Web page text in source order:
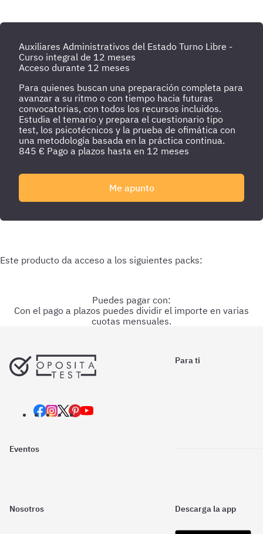
Auxiliares Administrativos del Estado Turno Libre -
Curso integral de 12 meses
Acceso durante 12 meses
Para quienes buscan una preparación completa para
avanzar a su ritmo o con tiempo hacia futuras
convocatorias, con todos los recursos incluidos.
Estudia el temario y prepara el cuestionario tipo
test, los psicotécnicos y la prueba de ofimática con
una metodología basada en la práctica continua.
845 € Pago a plazos hasta en 12 meses
Me apunto
Este producto da acceso a los siguientes packs:
Puedes pagar con:
Pago con Aplazame
Pago con PayPal
Pago con Visa
Pago con Mastercard
Pago con CaixaBank
Pago con Bizum
Con el pago a plazos puedes dividir el importe en varias
cuotas mensuales.
Para ti
Eventos
Nosotros Descarga la app